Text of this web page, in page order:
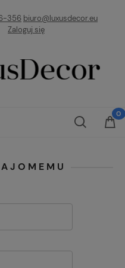
356 biuro@luxusdecor.eu
Zaloguj się